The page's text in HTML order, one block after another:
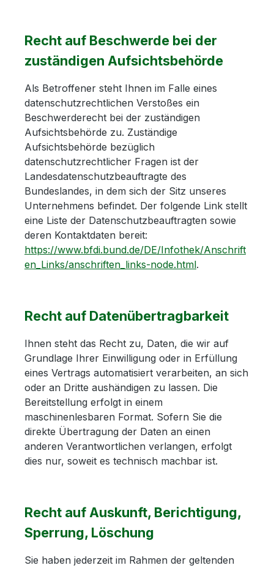
Recht auf Beschwerde bei der
zuständigen Aufsichtsbehörde
Als Betroffener steht Ihnen im Falle eines
datenschutzrechtlichen Verstoßes ein
Beschwerderecht bei der zuständigen
Aufsichtsbehörde zu. Zuständige
Aufsichtsbehörde bezüglich
datenschutzrechtlicher Fragen ist der
Landesdatenschutzbeauftragte des
Bundeslandes, in dem sich der Sitz unseres
Unternehmens befindet. Der folgende Link stellt
eine Liste der Datenschutzbeauftragten sowie
deren Kontaktdaten bereit:
https://www.bfdi.bund.de/DE/Infothek/Anschrift
en_Links/anschriften_links-node.html.
Recht auf Datenübertragbarkeit
Ihnen steht das Recht zu, Daten, die wir auf
Grundlage Ihrer Einwilligung oder in Erfüllung
eines Vertrags automatisiert verarbeiten, an sich
oder an Dritte aushändigen zu lassen. Die
Bereitstellung erfolgt in einem
maschinenlesbaren Format. Sofern Sie die
direkte Übertragung der Daten an einen
anderen Verantwortlichen verlangen, erfolgt
dies nur, soweit es technisch machbar ist.
Recht auf Auskunft, Berichtigung,
Sperrung, Löschung
Sie haben jederzeit im Rahmen der geltenden